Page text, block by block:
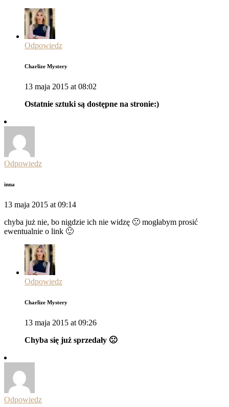
Odpowiedz
Charlize Mystery
13 maja 2015 at 08:02
Ostatnie sztuki są dostępne na stronie:)
Odpowiedz
inna
13 maja 2015 at 09:14
chyba już nie, bo nigdzie ich nie widzę 🙁 mogłabym prosić
ewentualnie o link 🙂
Odpowiedz
Charlize Mystery
13 maja 2015 at 09:26
Chyba się już sprzedały 🙁
Odpowiedz